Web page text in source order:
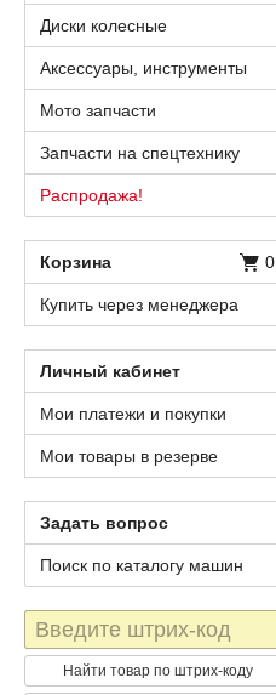
Диски колесные
Аксессуары, инструменты
Мото запчасти
Запчасти на спецтехнику
Распродажа!
Корзина 0
Купить через менеджера
Личный кабинет
Мои платежи и покупки
Мои товары в резерве
Задать вопрос
Поиск по каталогу машин
Штрих-
код
Найти товар по штрих-коду